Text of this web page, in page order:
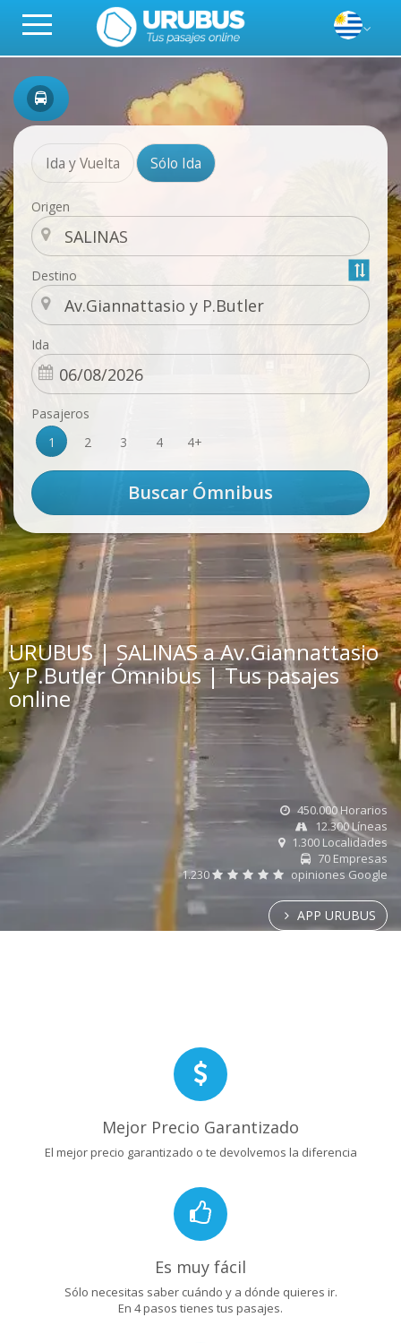
Ida y Vuelta Sólo Ida
Origen
Destino
Ida
Pasajeros
1
2 3 4 4+
URUBUS | SALINAS a Av.Giannattasio
y P.Butler Ómnibus | Tus pasajes
online
450.000 Horarios
12.300 Líneas
1.300 Localidades
70 Empresas
1.230
opiniones Google
APP URUBUS
Mejor Precio Garantizado
El mejor precio garantizado o te devolvemos la diferencia
Es muy fácil
Sólo necesitas saber cuándo y a dónde quieres ir.
En 4 pasos tienes tus pasajes.